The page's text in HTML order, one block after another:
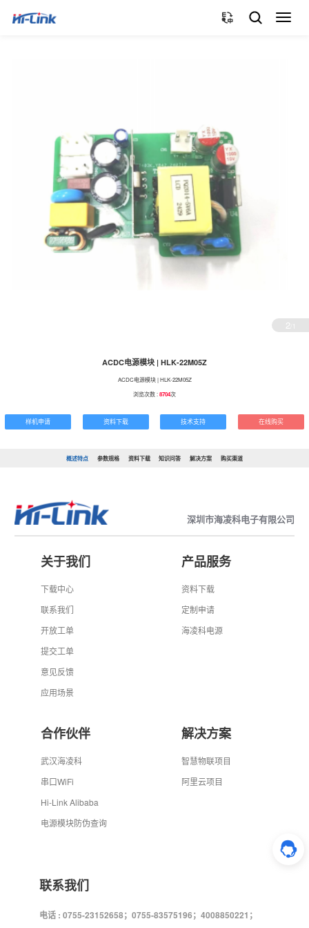
切
2 /1
ACDC电源模块 | HLK-22M05Z
ACDC电源模块 | HLK-22M05Z
浏览次数 :8704次
样机申请 资料下载 技术支持 在线购买
概述特点 参数规格 资料下载 知识问答 解决方案 购买渠道
深圳市海凌科电子有限公司
关于我们
下载中心
联系我们
开放工单
提交工单
意见反馈
应用场景
产品服务
资料下载
定制申请
海凌科电源
合作伙伴
武汉海凌科
串口WiFi
Hi-Link Alibaba
电源模块防伪查询
解决方案
智慧物联项目
阿里云项目
联系我们
电话 : 0755-23152658；0755-83575196；4008850221；